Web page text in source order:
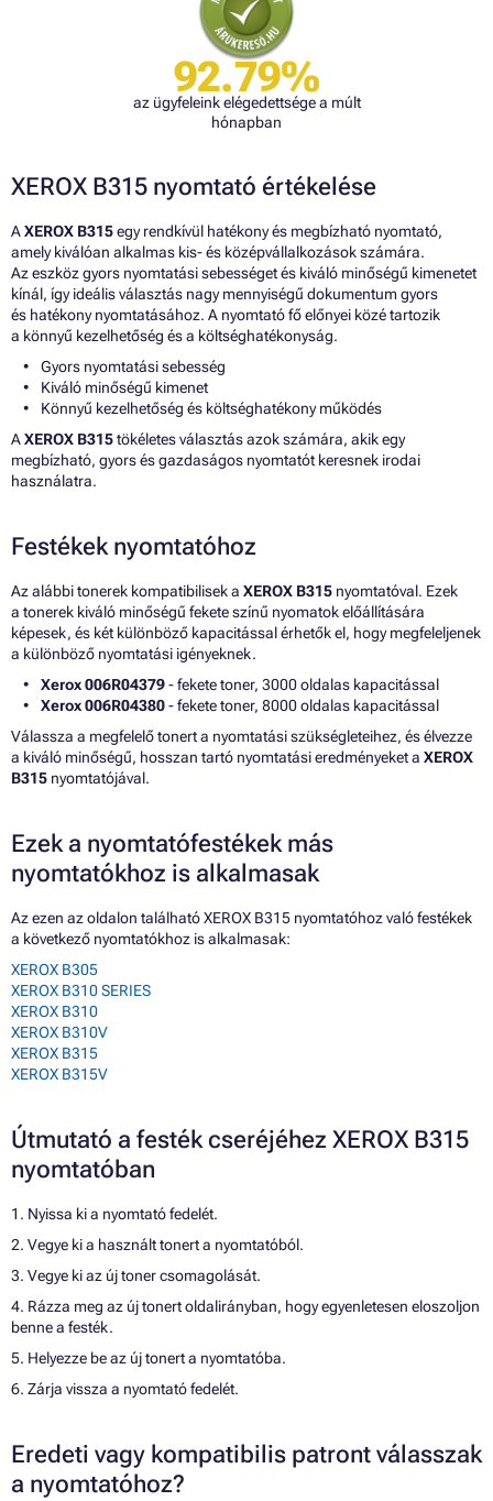
92.79%
az ügyfeleink elégedettsége a múlt
hónapban
XEROX B315 nyomtató értékelése
AXEROX B315egy rendkívül hatékony és megbízható nyomtató,
amely kiválóan alkalmas kis- és középvállalkozások számára.
Az eszköz gyors nyomtatási sebességet és kiváló minőségű kimenetet
kínál, így ideális választás nagy mennyiségű dokumentum gyors
és hatékony nyomtatásához. A nyomtató fő előnyei közé tartozik
a könnyű kezelhetőség és a költséghatékonyság.
Gyors nyomtatási sebesség
Kiváló minőségű kimenet
Könnyű kezelhetőség és költséghatékony működés
AXEROX B315tökéletes választás azok számára, akik egy
megbízható, gyors és gazdaságos nyomtatót keresnek irodai
használatra.
Festékek nyomtatóhoz
Az alábbi tonerek kompatibilisek a XEROX B315 nyomtatóval. Ezek
a tonerek kiváló minőségű fekete színű nyomatok előállítására
képesek, és két különböző kapacitással érhetők el, hogy megfeleljenek
a különböző nyomtatási igényeknek.
Xerox 006R04379- fekete toner, 3000 oldalas kapacitással
Xerox 006R04380- fekete toner, 8000 oldalas kapacitással
Válassza a megfelelő tonert a nyomtatási szükségleteihez, és élvezze
a kiváló minőségű, hosszan tartó nyomtatási eredményeket a XEROX
B315 nyomtatójával.
Ezek a nyomtatófestékek más
nyomtatókhoz is alkalmasak
Az ezen az oldalon található XEROX B315 nyomtatóhoz való festékek
a következő nyomtatókhoz is alkalmasak:
XEROX B305
XEROX B310 SERIES
XEROX B310
XEROX B310V
XEROX B315
XEROX B315V
Útmutató a festék cseréjéhez XEROX B315
nyomtatóban
1. Nyissa ki a nyomtató fedelét.
2. Vegye ki a használt tonert a nyomtatóból.
3. Vegye ki az új toner csomagolását.
4. Rázza meg az új tonert oldalirányban, hogy egyenletesen eloszoljon
benne a festék.
5. Helyezze be az új tonert a nyomtatóba.
6. Zárja vissza a nyomtató fedelét.
Eredeti vagy kompatibilis patront válasszak
a nyomtatóhoz?